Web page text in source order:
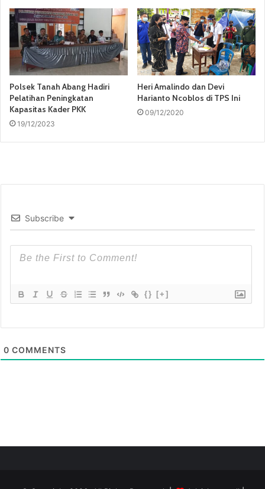
Polsek Tanah Abang Hadiri
Pelatihan Peningkatan
Kapasitas Kader PKK
19/12/2023
Heri Amalindo dan Devi
Harianto Ncoblos di TPS Ini
09/12/2020
Subscribe
{} [+]
0 COMMENTS